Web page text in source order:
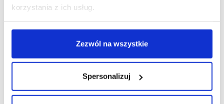
korzystania z ich usług.
Zezwól na wszystkie
Spersonalizuj